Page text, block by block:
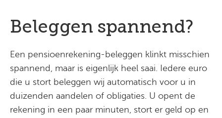
Beleggen spannend?
Een pensioenrekening-beleggen klinkt misschien
spannend, maar is eigenlijk heel saai. Iedere euro
die u stort beleggen wij automatisch voor u in
duizenden aandelen of obligaties. U opent de
rekening in een paar minuten, stort er geld op en